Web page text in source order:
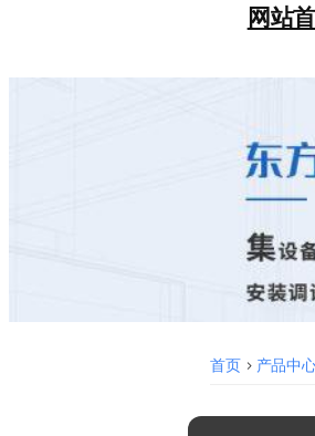
网站
首页> 产品中